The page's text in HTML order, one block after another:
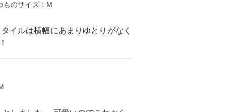
ものサイズ：M
イルは横幅にあまりゆとりがなく